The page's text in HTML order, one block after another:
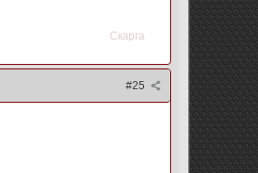
Скарга
#25